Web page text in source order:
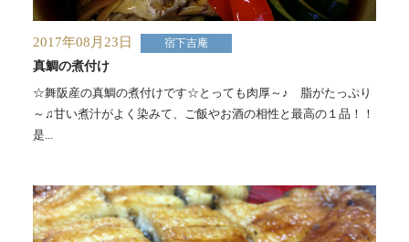
2017年08月23日 宿下吉庵
真鯛の煮付け
☆舞阪産の真鯛の煮付けです☆とっても肉厚～♪ 脂がたっぷり
～♫甘い煮汁がよく染みて、ご飯やお酒の相性と最高の１品！！
是...